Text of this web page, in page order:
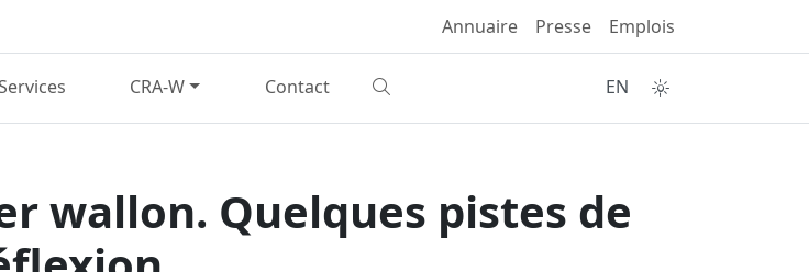
Annuaire Presse Emplois
CRA-W Contact EN
wallon. Quelques pistes de